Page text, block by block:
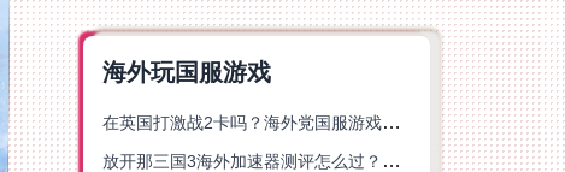
海外玩国服游戏
在英国打激战2卡吗？海外党国服游戏不卡顿的终极解决方案
放开那三国3海外加速器测评怎么过？海外党亲测有效的国服游戏加速指南